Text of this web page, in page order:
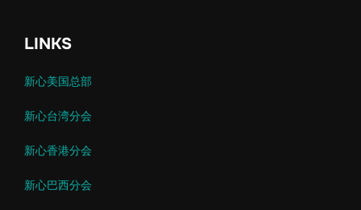
LINKS
新心美国总部
新心台湾分会
新心香港分会
新心巴西分会